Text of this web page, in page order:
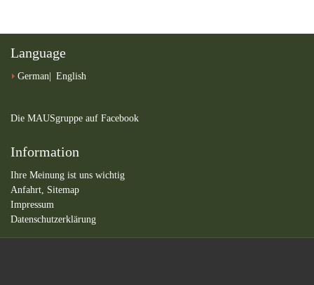
Language
German English
Die MAUSgruppe auf Facebook
Information
Ihre Meinung ist uns wichtig
Anfahrt, Sitemap
Impressum
Datenschutzerklärung